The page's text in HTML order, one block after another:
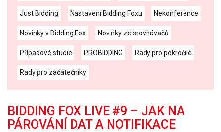
Just Bidding Nastavení Bidding Foxu Nekonference
Novinky v Bidding Fox Novinky ze srovnávačů
Případové studie PROBIDDING Rady pro pokročilé
Rady pro začátečníky
BIDDING FOX LIVE #9 – JAK NA
PÁROVÁNÍ DAT A NOTIFIKACE